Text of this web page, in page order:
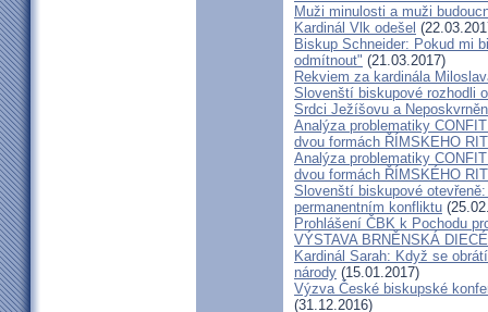
Muži minulosti a muži
Kardinál Vlk odešel
Biskup Schneider: Pokud mi
odmítnout" (21.03.2017)
Rekviem za kardinála
Slovenští biskupové rozhodli
Srdci Ježíšovu a
Analýza problematiky
dvou formách ŘÍMSKEHO
Analýza problematiky
dvou formách ŘÍMSKÉHO
Slovenští biskupové
permanentním konfliktu
Prohlášení ČBK k Pochodu
VÝSTAVA BRNĚNSKÁ
Kardinál Sarah: Když se
národy (15.01.2017)
Výzva České biskupské
(31.12.2016)